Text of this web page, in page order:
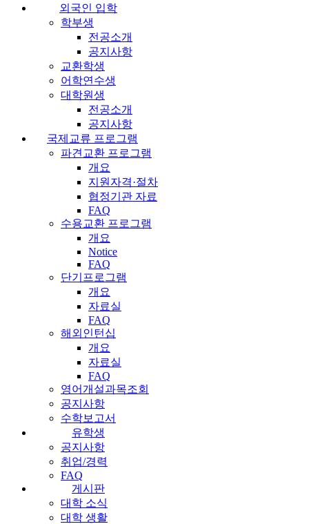
외국인 입학
학부생
전공소개
공지사항
교환학생
어학연수생
대학원생
전공소개
공지사항
국제교류 프로그램
파견교환 프로그램
개요
지원자격·절차
협정기관 자료
FAQ
수용교환 프로그램
개요
Notice
FAQ
단기프로그램
개요
자료실
FAQ
해외인턴십
개요
자료실
FAQ
영어개설과목조회
공지사항
수학보고서
유학생
공지사항
취업/경력
FAQ
게시판
대학 소식
대학 생활